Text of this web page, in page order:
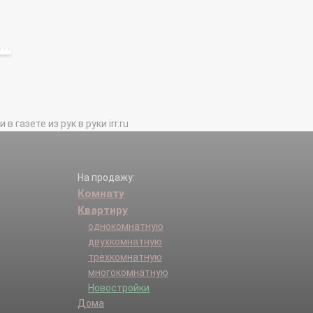
газете из рук в руки irr.ru
На продажу:
Комнату
Квартиру
однокомнатную
двухкомнатную
трехкомнатную
многокомнатную
Новостройки
Дома